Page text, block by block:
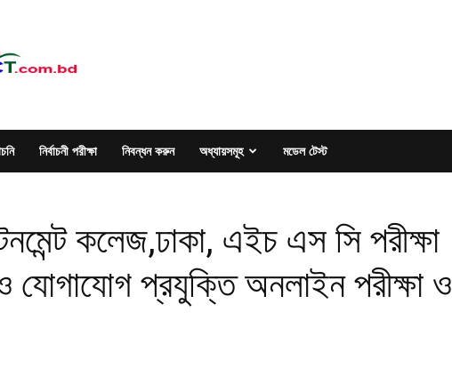
নির্বাচনী পরীক্ষা নিবন্ধন করুন অধ্যায়সমূহ মডেল টেস্ট
কলেজ,ঢাকা, এইচ এস সি পরীক্ষা
প্রযুক্তি অনলাইন পরীক্ষা ও